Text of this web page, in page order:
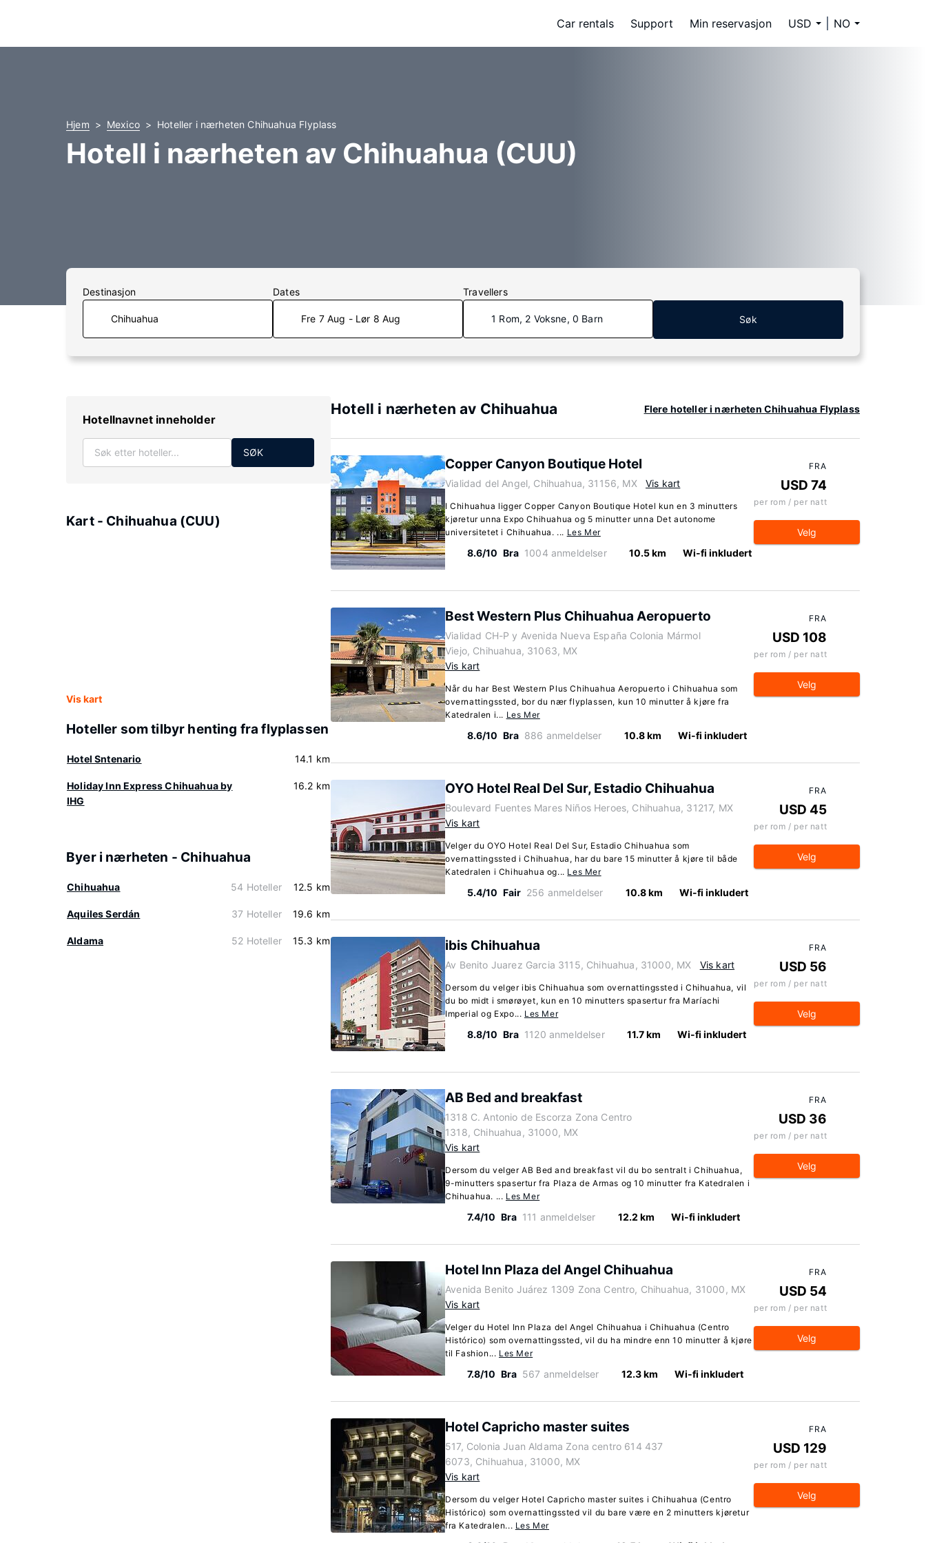
Car rentals Support Min reservasjon USD NO
Hjem Mexico Hoteller i nærheten Chihuahua Flyplass
Hotell i nærheten av Chihuahua (CUU)
Destinasjon Dates
Fre 7 Aug - Lør 8 Aug
Travellers
1 Rom, 2 Voksne, 0 Barn Søk
Hotellnavnet inneholder
SØK
Kart - Chihuahua (CUU)
Vis kart
Hoteller som tilbyr henting fra flyplassen
Hotel Sntenario 14.1 km
Holiday Inn Express Chihuahua by
IHG
16.2 km
Byer i nærheten - Chihuahua
Chihuahua 54 Hoteller 12.5 km
Aquiles Serdán 37 Hoteller 19.6 km
Aldama 52 Hoteller 15.3 km
Hotell i nærheten av Chihuahua Flere hoteller i nærheten Chihuahua Flyplass
Copper Canyon Boutique Hotel
Vialidad del Angel, Chihuahua, 31156, MX Vis kart
I Chihuahua ligger Copper Canyon Boutique Hotel kun en 3 minutters
kjøretur unna Expo Chihuahua og 5 minutter unna Det autonome
universitetet i Chihuahua. ... Les Mer
8.6/10 Bra 1004 anmeldelser 10.5 km Wi-fi inkludert
FRA
USD 74
per rom / per natt
Velg
Best Western Plus Chihuahua Aeropuerto
Vialidad CH-P y Avenida Nueva España Colonia Mármol
Viejo, Chihuahua, 31063, MX
Vis kart
Når du har Best Western Plus Chihuahua Aeropuerto i Chihuahua som
overnattingssted, bor du nær flyplassen, kun 10 minutter å kjøre fra
Katedralen i... Les Mer
8.6/10 Bra 886 anmeldelser 10.8 km Wi-fi inkludert
FRA
USD 108
per rom / per natt
Velg
OYO Hotel Real Del Sur, Estadio Chihuahua
Boulevard Fuentes Mares Niños Heroes, Chihuahua, 31217, MX
Vis kart
Velger du OYO Hotel Real Del Sur, Estadio Chihuahua som
overnattingssted i Chihuahua, har du bare 15 minutter å kjøre til både
Katedralen i Chihuahua og... Les Mer
5.4/10 Fair 256 anmeldelser 10.8 km Wi-fi inkludert
FRA
USD 45
per rom / per natt
Velg
ibis Chihuahua
Av Benito Juarez Garcia 3115, Chihuahua, 31000, MX Vis kart
Dersom du velger ibis Chihuahua som overnattingssted i Chihuahua, vil
du bo midt i smørøyet, kun en 10 minutters spasertur fra Maríachi
Imperial og Expo... Les Mer
8.8/10 Bra 1120 anmeldelser 11.7 km Wi-fi inkludert
FRA
USD 56
per rom / per natt
Velg
AB Bed and breakfast
1318 C. Antonio de Escorza Zona Centro
1318, Chihuahua, 31000, MX
Vis kart
Dersom du velger AB Bed and breakfast vil du bo sentralt i Chihuahua,
9-minutters spasertur fra Plaza de Armas og 10 minutter fra Katedralen i
Chihuahua. ... Les Mer
7.4/10 Bra 111 anmeldelser 12.2 km Wi-fi inkludert
FRA
USD 36
per rom / per natt
Velg
Hotel Inn Plaza del Angel Chihuahua
Avenida Benito Juárez 1309 Zona Centro, Chihuahua, 31000, MX
Vis kart
Velger du Hotel Inn Plaza del Angel Chihuahua i Chihuahua (Centro
Histórico) som overnattingssted, vil du ha mindre enn 10 minutter å kjøre
til Fashion... Les Mer
7.8/10 Bra 567 anmeldelser 12.3 km Wi-fi inkludert
FRA
USD 54
per rom / per natt
Velg
Hotel Capricho master suites
517, Colonia Juan Aldama Zona centro 614 437
6073, Chihuahua, 31000, MX
Vis kart
Dersom du velger Hotel Capricho master suites i Chihuahua (Centro
Histórico) som overnattingssted vil du bare være en 2 minutters kjøretur
fra Katedralen... Les Mer
FRA
USD 129
per rom / per natt
Velg